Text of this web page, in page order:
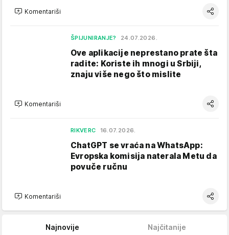
Komentariši
ŠPIJUNIRANJE? 24.07.2026.
Ove aplikacije neprestano prate šta
radite: Koriste ih mnogi u Srbiji,
znaju više nego što mislite
Komentariši
RIKVERC 16.07.2026.
ChatGPT se vraća na WhatsApp:
Evropska komisija naterala Metu da
povuče ručnu
Komentariši
Najnovije Najčitanije